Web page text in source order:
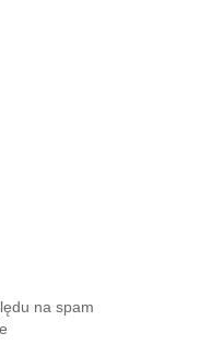
na spam